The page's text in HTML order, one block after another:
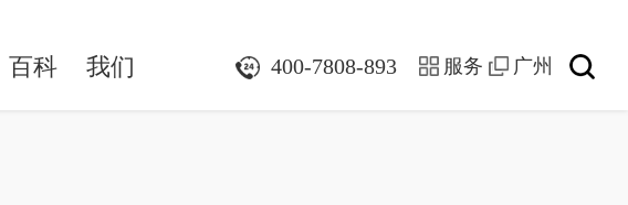
百科 我们 400-7808-893 服务 广州